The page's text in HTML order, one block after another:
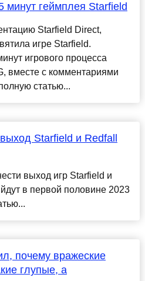
минут геймплея Starfield
Starfield Direct,
игре Starfield.
игрового процесса
вместе с комментариями
статью...
Starfield и Redfall
выход игр Starfield и
в первой половине 2023
почему вражеские
глупые, а